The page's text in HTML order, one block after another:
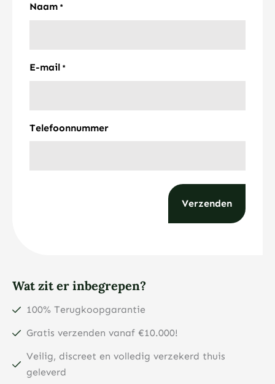
Naam *
E-mail *
Telefoonnummer
Wat zit er inbegrepen?
100% Terugkoopgarantie
Gratis verzenden vanaf €10.000!
Veilig, discreet en volledig verzekerd thuis
geleverd